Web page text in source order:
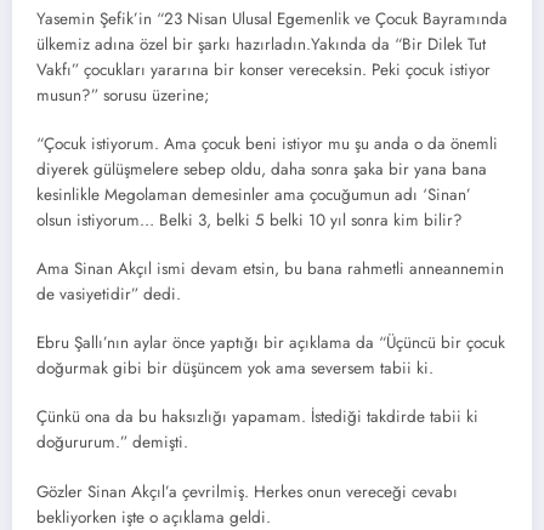
Yasemin Şefik’in “23 Nisan Ulusal Egemenlik ve Çocuk Bayramında
ülkemiz adına özel bir şarkı hazırladın.Yakında da “Bir Dilek Tut
Vakfı” çocukları yararına bir konser vereceksin. Peki çocuk istiyor
musun?” sorusu üzerine;
“Çocuk istiyorum. Ama çocuk beni istiyor mu şu anda o da önemli
diyerek gülüşmelere sebep oldu, daha sonra şaka bir yana bana
kesinlikle Megolaman demesinler ama çocuğumun adı ‘Sinan’
olsun istiyorum… Belki 3, belki 5 belki 10 yıl sonra kim bilir?
Ama Sinan Akçıl ismi devam etsin, bu bana rahmetli anneannemin
de vasiyetidir” dedi.
Ebru Şallı’nın aylar önce yaptığı bir açıklama da “Üçüncü bir çocuk
doğurmak gibi bir düşüncem yok ama seversem tabii ki.
Çünkü ona da bu haksızlığı yapamam. İstediği takdirde tabii ki
doğururum.” demişti.
Gözler Sinan Akçıl’a çevrilmiş. Herkes onun vereceği cevabı
bekliyorken işte o açıklama geldi.